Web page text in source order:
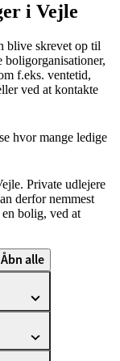
i Vejle
blive skrevet op til
boligorganisationer,
f.eks. ventetid,
ved at kontakte
hvor mange ledige
Private udlejere
derfor nemmest
bolig, ved at
Åbn alle